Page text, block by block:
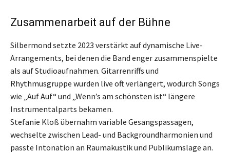
Zusammenarbeit auf der Bühne
Silbermond setzte 2023 verstärkt auf dynamische Live-
Arrangements, bei denen die Band enger zusammenspielte
als auf Studioaufnahmen. Gitarrenriffs und
Rhythmusgruppe wurden live oft verlängert, wodurch Songs
wie „Auf Auf“ und „Wenn’s am schönsten ist“ längere
Instrumentalparts bekamen.
Stefanie Kloß übernahm variable Gesangspassagen,
wechselte zwischen Lead- und Backgroundharmonien und
passte Intonation an Raumakustik und Publikumslage an.